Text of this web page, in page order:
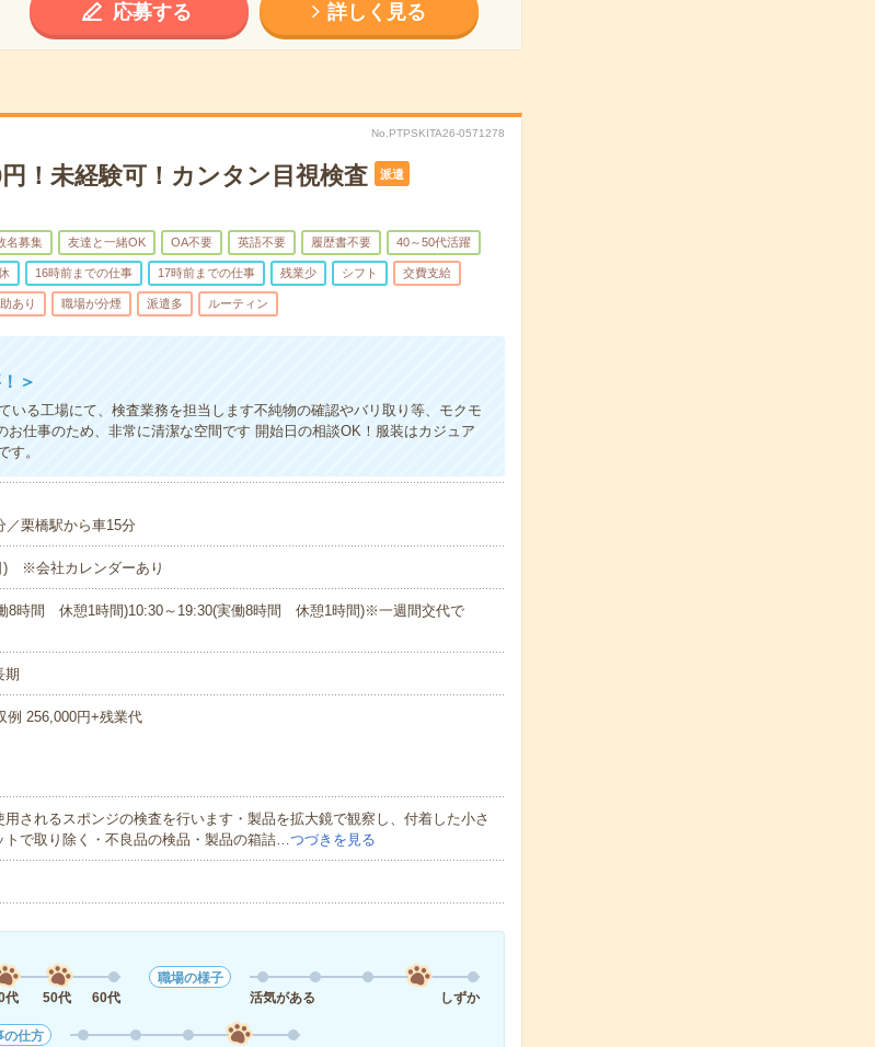
応募する 詳しく見る
No.PTPSKITA26-0571278
円！未経験可！カンタン目視検査 派遣
名募集 友達と一緒OK OA不要 英語不要 履歴書不要 40～50代活躍
16時前までの仕事 17時前までの仕事 残業少 シフト 交費支給
あり 職場が分煙 派遣多 ルーティン
＞
いる工場にて、検査業務を担当します不純物の確認やバリ取り等、モクモ
お仕事のため、非常に清潔な空間です 開始日の相談OK！服装はカジュア
す。
／栗橋駅から車15分
) ※会社カレンダーあり
8時間 休憩1時間)10:30～19:30(実働8時間 休憩1時間)※一週間交代で
期
256,000円+残業代
用されるスポンジの検査を行います・製品を拡大鏡で観察し、付着した小さ
トで取り除く・不良品の検品・製品の箱詰…つづきを見る
代 50代 60代
職場の様子
活気がある
しずか
の仕方